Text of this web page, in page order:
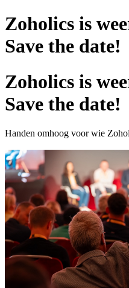
Zoholics is
Save the date!
Zoholics is
Save the date!
Handen omhoog voor wie